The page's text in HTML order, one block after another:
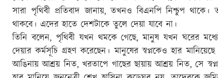
সারা পৃথিবী প্রতিবাদ জানায়, তখনও বিএনপি নিশ্চুপ
থাকবে। এদের হাতে দেশটাকে তুলে দেয়া যাবে না।
তিনি বলেন, পৃথিবী যখন থমকে গেছে, মানুষ যখন ঘরের মধ্যে
দেয়ার কর্মসূচি গ্রহণ করেছেন। মানুষের স্বপ্নকেও হার
আঙিনায় আশ্রয় নিত, খরতাপে গাছের ছায়ায় আশ্রয় নিত, সে